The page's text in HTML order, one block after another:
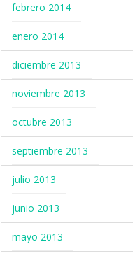
febrero 2014
enero 2014
diciembre 2013
noviembre 2013
octubre 2013
septiembre 2013
julio 2013
junio 2013
mayo 2013